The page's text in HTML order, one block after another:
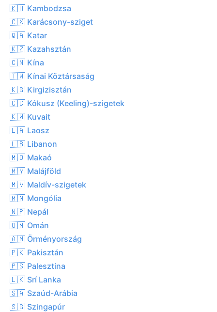
🇰🇭 Kambodzsa
🇨🇽 Karácsony-sziget
🇶🇦 Katar
🇰🇿 Kazahsztán
🇨🇳 Kína
🇹🇼 Kínai Köztársaság
🇰🇬 Kirgizisztán
🇨🇨 Kókusz (Keeling)-szigetek
🇰🇼 Kuvait
🇱🇦 Laosz
🇱🇧 Libanon
🇲🇴 Makaó
🇲🇾 Malájföld
🇲🇻 Maldív-szigetek
🇲🇳 Mongólia
🇳🇵 Nepál
🇴🇲 Omán
🇦🇲 Örményország
🇵🇰 Pakisztán
🇵🇸 Palesztina
🇱🇰 Srí Lanka
🇸🇦 Szaúd-Arábia
🇸🇬 Szingapúr